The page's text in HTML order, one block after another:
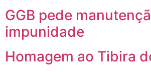
GGB pede
impunidade
Homagem ao Tibira